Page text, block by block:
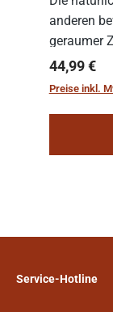
anderen
geraumer
sichern,
Regulärer
44,99 €
Preise inkl.
Service-Hotline